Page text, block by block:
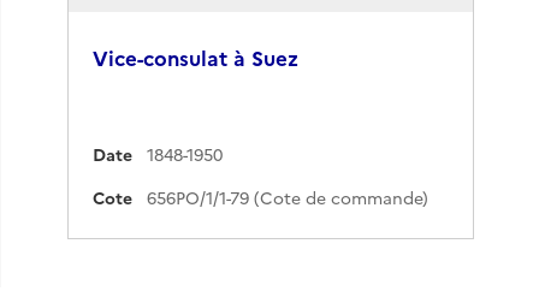
Vice-consulat à Suez
Date
1848-1950
Cote
656PO/1/1-79 (Cote de commande)